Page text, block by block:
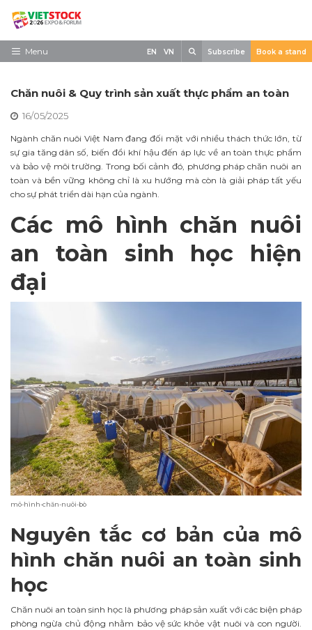
Skip
contentMenu
Tham Quan
Tin tức
EN VN Subscribe Book a stand
Chăn nuôi & Quy trình sản xuất thực phẩm an toàn
16/05/2025
Ngành chăn nuôi Việt Nam đang đối mặt với nhiều thách thức lớn, từ
sự gia tăng dân số, biến đổi khí hậu đến áp lực về an toàn thực phẩm
và bảo vệ môi trường. Trong bối cảnh đó, phương pháp chăn nuôi an
toàn và bền vững không chỉ là xu hướng mà còn là giải pháp tất yếu
cho sự phát triển dài hạn của ngành.
Các mô hình chăn nuôi
an toàn sinh học hiện
đại
mô-hình-chăn-nuôi-bò
Nguyên tắc cơ bản của mô
hình chăn nuôi an toàn sinh
học
Chăn nuôi an toàn sinh học là phương pháp sản xuất với các biện pháp
phòng ngừa chủ động nhằm bảo vệ sức khỏe vật nuôi và con người.